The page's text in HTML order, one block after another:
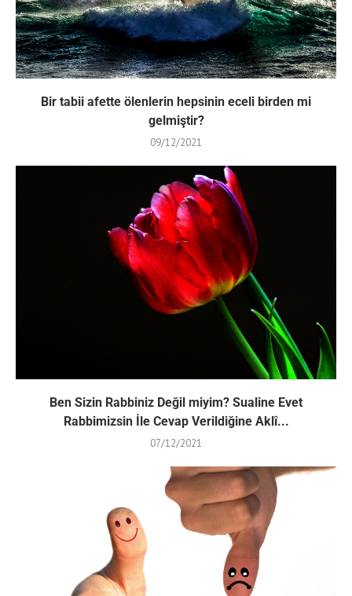
Bir tabii afette ölenlerin hepsinin eceli birden mi
gelmiştir?
09/12/2021
Ben Sizin Rabbiniz Değil miyim? Sualine Evet
Rabbimizsin İle Cevap Verildiğine Aklî...
07/12/2021